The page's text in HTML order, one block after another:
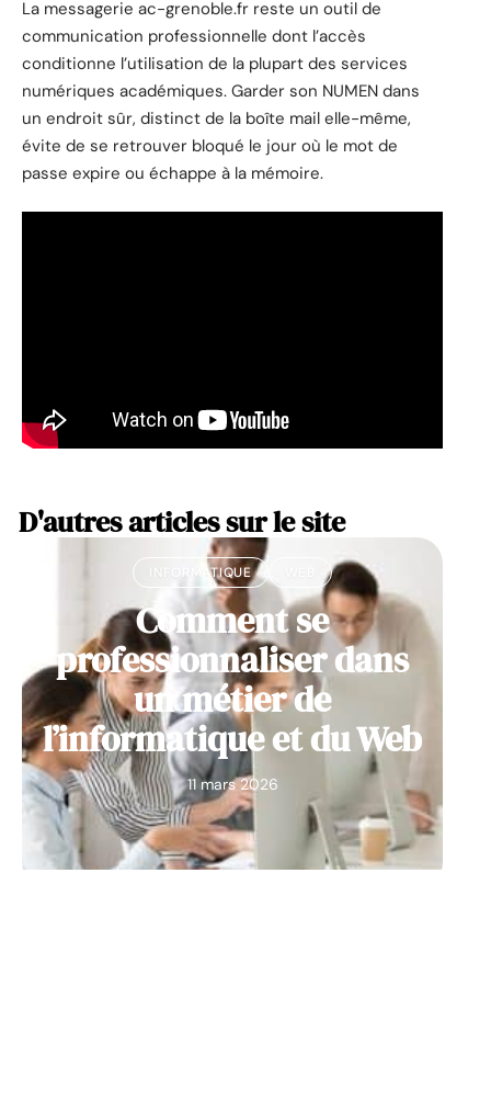
La messagerie ac-grenoble.fr reste un outil de
communication professionnelle dont l’accès
conditionne l’utilisation de la plupart des services
numériques académiques. Garder son NUMEN dans
un endroit sûr, distinct de la boîte mail elle-même,
évite de se retrouver bloqué le jour où le mot de
passe expire ou échappe à la mémoire.
D'autres articles sur le site
INFORMATIQUE
Comment se
professionnaliser dans
un métier de
l’informatique et du Web
11 mars 2026